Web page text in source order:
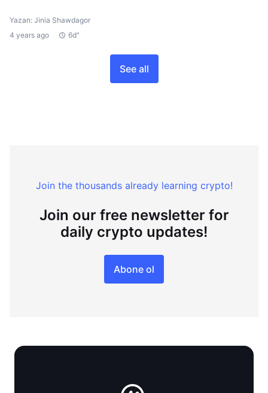
Yazan: Jinia Shawdagor
4 years ago
6d"
See all
Join the thousands already learning crypto!
Join our free newsletter for
daily crypto updates!
Abone ol